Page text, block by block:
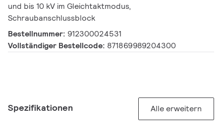
und bis 10 kV im Gleichtaktmodus,
Schraubanschlussblock
Bestellnummer: 912300024531
Vollständiger Bestellcode: 871869989204300
Spezifikationen Alle erweitern